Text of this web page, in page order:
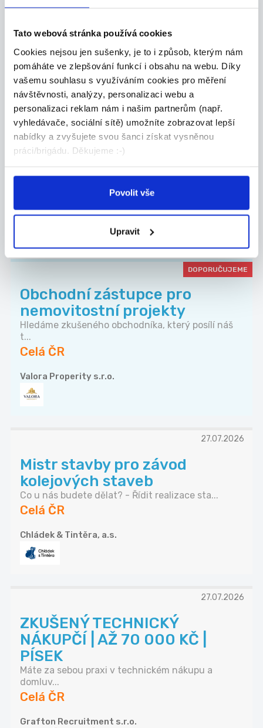
Tato webová stránka používá cookies
Cookies nejsou jen sušenky, je to i způsob, kterým nám
pomáháte ve zlepšování funkcí i obsahu na webu. Díky
vašemu souhlasu s využíváním cookies pro měření
návštěvnosti, analýzy, personalizaci webu a
personalizaci reklam nám i našim partnerům (např.
vyhledávače, sociální sítě) umožníte zobrazovat lepší
nabídky a zvyšujete svou šanci získat vysněnou
práci/brigádu. Děkujeme :-)
Povolit vše
Upravit
Žďár nad Sázavou
FM Cleaning s.r.o.
Doučujte s námi až za 350 Kč
/ 45 min
Doučujte to, co vám jde. V čase, který vám
vyhov...
Žďár nad Sázavou
DALŠÍ NABÍDKY ZCELÉ ČR
DOPORUČUJEME
Obchodní zástupce pro
nemovitostní projekty
Hledáme zkušeného obchodníka, který posílí náš
t...
Celá ČR
Valora Properity s.r.o.
27.07.2026
Mistr stavby pro závod
kolejových staveb
Co u nás budete dělat? - Řídit realizace sta...
Celá ČR
Chládek & Tintěra, a.s.
27.07.2026
ZKUŠENÝ TECHNICKÝ
NÁKUPČÍ | AŽ 70 000 KČ |
PÍSEK
Máte za sebou praxi v technickém nákupu a
domluv...
Celá ČR
Grafton Recruitment s.r.o.